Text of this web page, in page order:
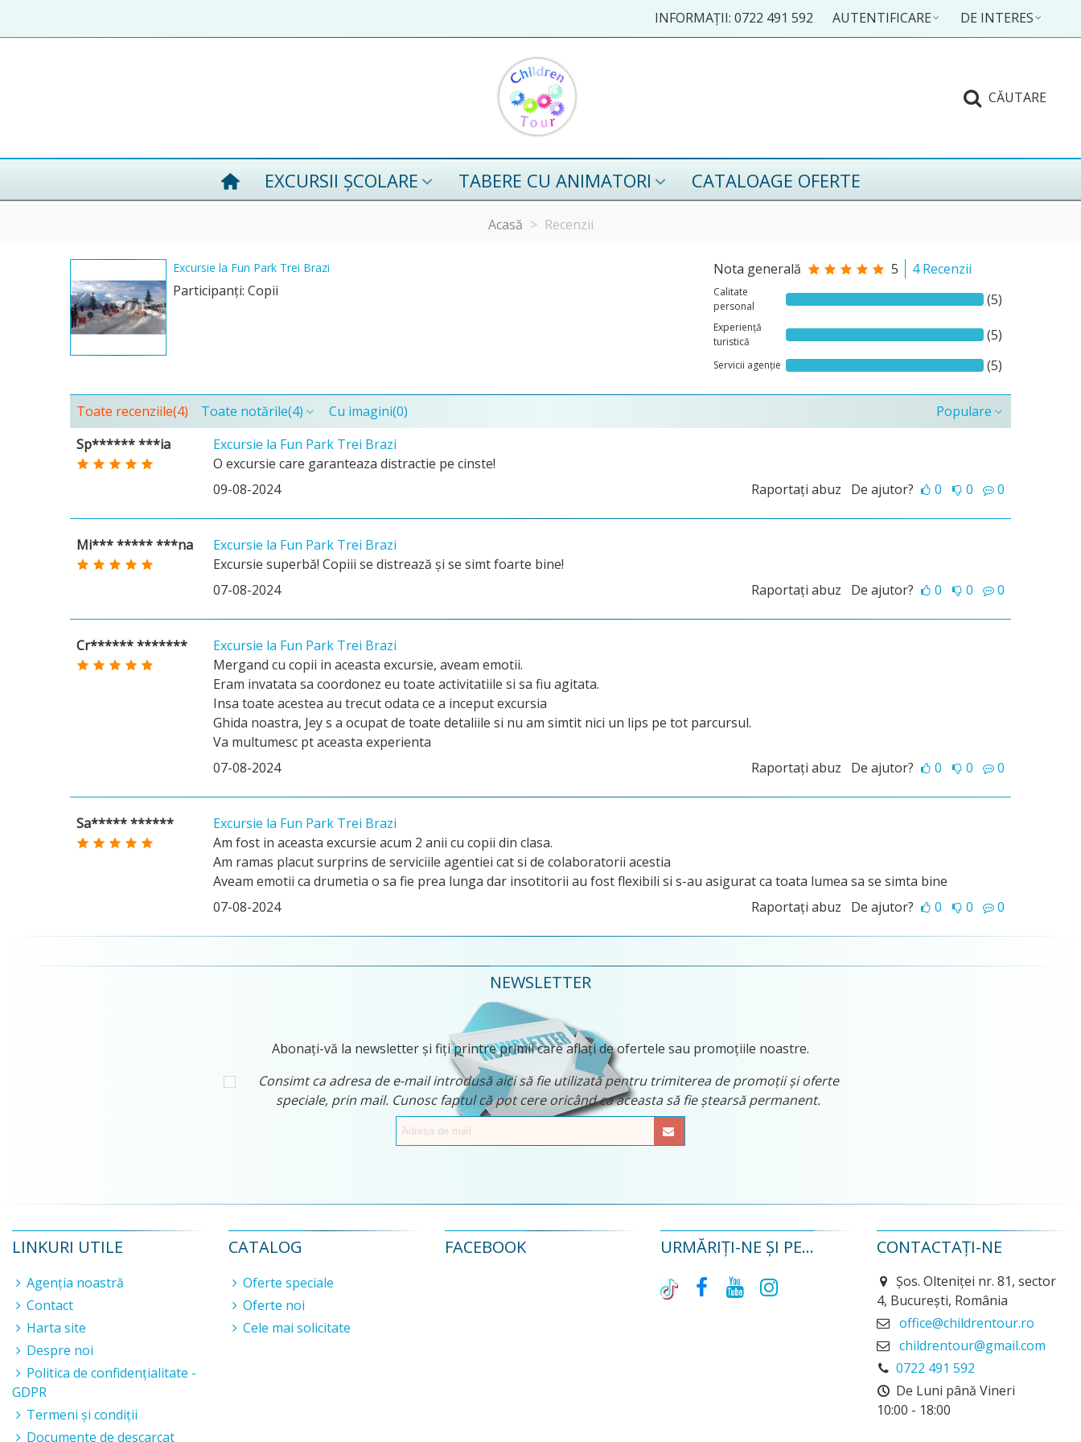
INFORMAȚII: 0722 491 592 AUTENTIFICARE DE INTERES
CĂUTARE
EXCURSII ȘCOLARE TABERE CU ANIMATORI CATALOAGE OFERTE
Acasă > Recenzii
Excursie la Fun Park Trei Brazi
Participanţi: Copii
Nota generală 5 4 Recenzii
Calitate
personal
(5)
Experiență
turistică
(5)
Servicii agenție (5)
Toate recenziile(4) Toate notările(4) Cu imagini(0)
Populare
Sp****** ***ia
Excursie la Fun Park Trei Brazi
O excursie care garanteaza distractie pe cinste!
09-08-2024
Raportați abuz De ajutor? 0 0 0
Mi*** ***** ***na
Excursie la Fun Park Trei Brazi
Excursie superbă! Copiii se distrează și se simt foarte bine!
07-08-2024
Raportați abuz De ajutor? 0 0 0
Cr****** *******
Excursie la Fun Park Trei Brazi
Mergand cu copii in aceasta excursie, aveam emotii.
Eram invatata sa coordonez eu toate activitatiile si sa fiu agitata.
Insa toate acestea au trecut odata ce a inceput excursia
Ghida noastra, Jey s a ocupat de toate detaliile si nu am simtit nici un lips pe tot parcursul.
Va multumesc pt aceasta experienta
07-08-2024
Raportați abuz De ajutor? 0 0 0
Sa***** ******
Excursie la Fun Park Trei Brazi
Am fost in aceasta excursie acum 2 anii cu copii din clasa.
Am ramas placut surprins de serviciile agentiei cat si de colaboratorii acestia
Aveam emotii ca drumetia o sa fie prea lunga dar insotitorii au fost flexibili si s-au asigurat ca toata lumea sa se simta bine
07-08-2024
Raportați abuz De ajutor? 0 0 0
NEWSLETTER
Abonați-vă la newsletter și fiți printre primii care aflați de ofertele sau promoțiile noastre.
Consimt ca adresa de e-mail introdusă aici să fie utilizată pentru trimiterea de promoții și oferte
speciale, prin mail. Cunosc faptul că pot cere oricând ca aceasta să fie ștearsă permanent.
LINKURI UTILE
Agenția noastră
Contact
Harta site
Despre noi
Politica de confidențialitate -
GDPR
Termeni și condiții
Documente de descarcat
CATALOG
Oferte speciale
Oferte noi
Cele mai solicitate
FACEBOOK URMĂRIȚI-NE ȘI PE... CONTACTAȚI-NE
Șos. Olteniței nr. 81, sector
4, București, România
office@childrentour.ro
childrentour@gmail.com
0722 491 592
De Luni până Vineri
10:00 - 18:00